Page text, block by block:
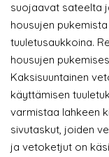
suojaavat sateelta
housujen
tuuletusaukkoina.
housujen
Kaksisuuntainen
käyttämisen
varmistaa lahkeen
sivutaskut, joiden
ja vetoketjut on